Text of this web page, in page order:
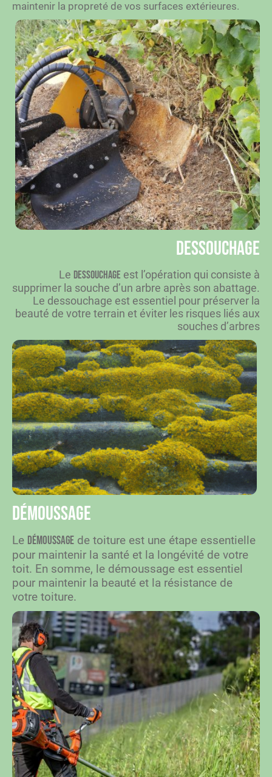
maintenir la propreté de vos surfaces extérieures.
Dessouchage
Le dessouchage est l’opération qui consiste à
supprimer la souche d’un arbre après son abattage.
Le dessouchage est essentiel pour préserver la
beauté de votre terrain et éviter les risques liés aux
souches d’arbres
Démoussage
Le démoussage de toiture est une étape essentielle
pour maintenir la santé et la longévité de votre
toit. En somme, le démoussage est essentiel
pour maintenir la beauté et la résistance de
votre toiture.